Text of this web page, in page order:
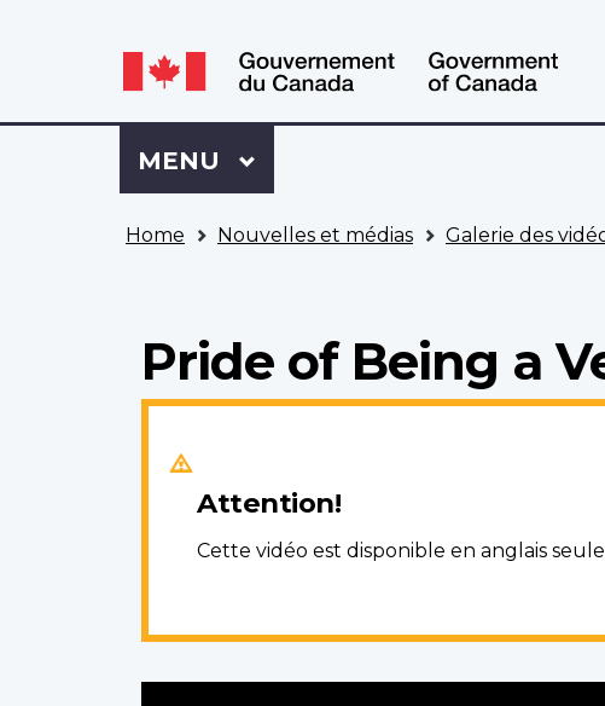
Language
switcher
Language
switcher
Se
connecter
à
Dossier
Menu
MENU PRINCIPAL
Home Nouvelles et médias Galerie des
Pride of Being a
Attention!
Cette vidéo est disponible en anglais